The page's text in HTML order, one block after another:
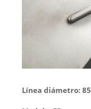
Línea diámetro: 85